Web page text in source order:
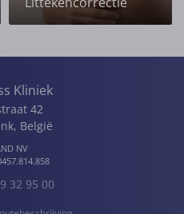
Kliniek
42
, België
NV
32 95 00